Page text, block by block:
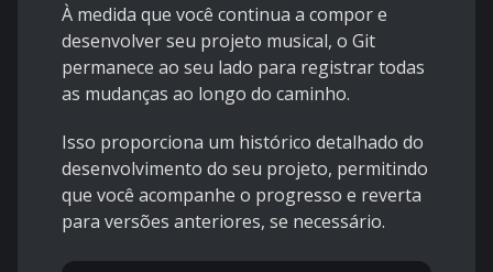
À medida que você continua a compor e
desenvolver seu projeto musical, o Git
permanece ao seu lado para registrar todas
as mudanças ao longo do caminho.
Isso proporciona um histórico detalhado do
desenvolvimento do seu projeto, permitindo
que você acompanhe o progresso e reverta
para versões anteriores, se necessário.